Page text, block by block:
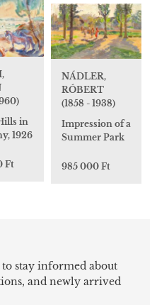
in
1926
Ft
NÁDLER,
RÓBERT
(1858 - 1938)
Impression of a
Summer Park
985 000 Ft
stay informed about
and newly arrived